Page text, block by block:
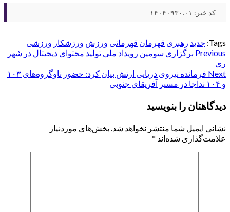
کد خبر: ۱۴۰۴۰۹۳۰.۰۱
Tags: جدید رهبری قهرمان قهرمانی ورزش ورزشکار ورزشی
Post
navigation
Previous برگزاری سومین رویداد ملی تولید محتوای دیجیتال در شهر
ری
Next
فرمانده نیروی دریایی ارتش بیان کرد: حضور ناوگروه‌های ۱۰۳
و ۱۰۴ نداجا در مسیر آفریقای جنوبی
دیدگاهتان را بنویسید
نشانی ایمیل شما منتشر نخواهد شد. بخش‌های موردنیاز
علامت‌گذاری شده‌اند *